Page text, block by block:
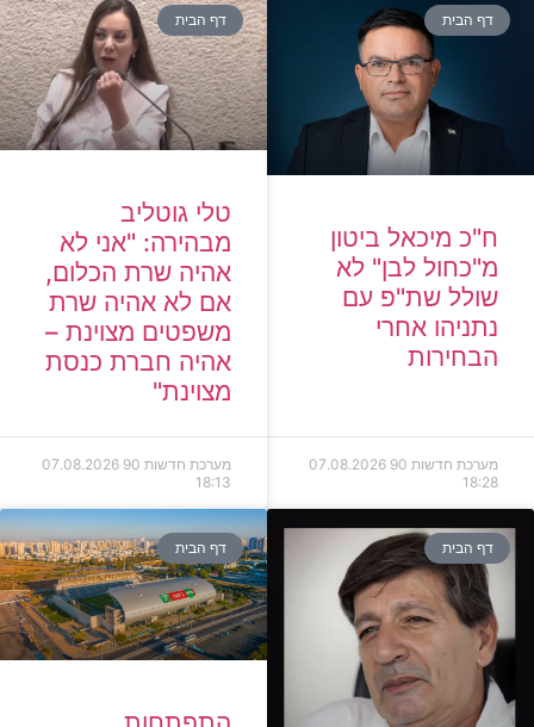
דף הבית
ח"כ מיכאל ביטון
מ"כחול לבן" לא
שולל שת"פ עם
נתניהו אחרי
הבחירות
מערכת חדשות 90
07.08.2026
18:28
דף הבית
טלי גוטליב
מבהירה: "אני לא
אהיה שרת הכלום,
אם לא אהיה שרת
משפטים מצוינת –
אהיה חברת כנסת
מצוינת"
מערכת חדשות 90
07.08.2026
18:13
דף הבית דף הבית